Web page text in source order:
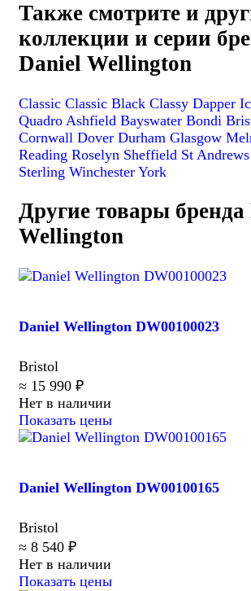
Также смотрите и
коллекции и серии
Daniel Wellington
Classic Classic Black Classy Dapper
Quadro Ashfield Bayswater Bondi
Cornwall Dover Durham Glasgow
Reading Roselyn Sheffield St Andrews
Sterling Winchester York
Другие товары бренда
Wellington
Daniel Wellington DW00100023
Bristol
≈ 15 990 ₽
Нет в наличии
Показать цены
Daniel Wellington DW00100165
Bristol
≈ 8 540 ₽
Нет в наличии
Показать цены